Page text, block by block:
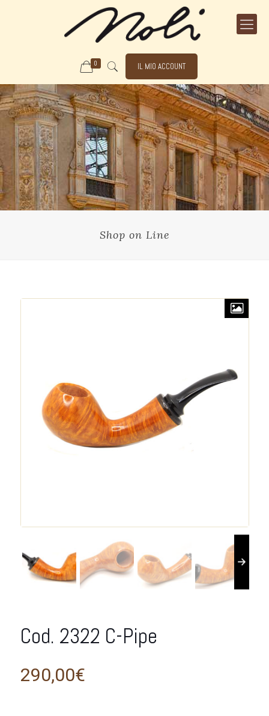
0 IL MIO ACCOUNT
Shop on Line
Cod. 2322 C-Pipe
290,00€